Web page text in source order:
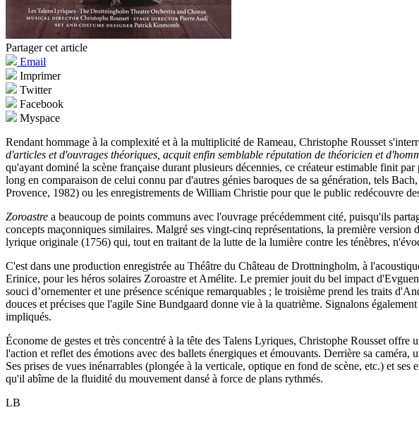
Partager cet article
Email
Imprimer
Twitter
Facebook
Myspace
Rendant hommage à la complexité et à la multiplicité de Rameau, Christophe Rousset
d'articles et d'ouvrages théoriques, acquit enfin semblable réputation de théoricien et
qu'ayant dominé la scène française durant plusieurs décennies, ce créateur estimable finit
long en comparaison de celui connu par d'autres génies baroques de sa génération, tels
Provence, 1982) ou les enregistrements de William Christie pour que le public redécouvre
Zoroastre a beaucoup de points communs avec l'ouvrage précédemment cité, puisqu'ils
concepts maçonniques similaires. Malgré ses vingt-cinq représentations, la première
lyrique originale (1756) qui, tout en traitant de la lutte de la lumière contre les ténèbres,
C'est dans une production enregistrée au Théâtre du Château de Drottningholm, à
Erinice, pour les héros solaires Zoroastre et Amélite. Le premier jouit du bel impact
souci d’ornementer et une présence scénique remarquables ; le troisième prend les traits
douces et précises que l'agile Sine Bundgaard donne vie à la quatrième. Signalons
impliqués.
Économe de gestes et très concentré à la tête des Talens Lyriques, Christophe Rousset
l'action et reflet des émotions avec des ballets énergiques et émouvants. Derrière sa
Ses prises de vues inénarrables (plongée à la verticale, optique en fond de scène, etc.) et
qu'il abîme de la fluidité du mouvement dansé à force de plans rythmés.
LB